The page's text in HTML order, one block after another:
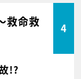
救命救
4
!?